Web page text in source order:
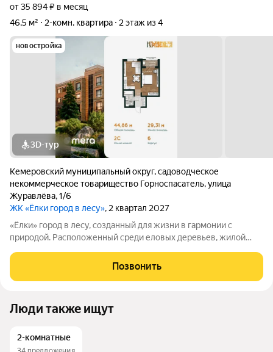
от 35 894 ₽ в месяц
46,5 м²
2-комн. квартира 2 этаж из 4
новостройка
3D-тур
Кемеровский муниципальный округ,садоводческое
некоммерческое товарищество Горноспасатель,улица
Журавлёва,1/6
ЖК «Ёлки город в лесу», 2 квартал 2027
«Ёлки» город в лесу, созданный для жизни в гармонии с
природой. Расположенный среди еловых деревьев, жилой
вдохновляющую атмосферу. Закрытая охраняемая территория
с зелёными дворами без машин,
Позвонить
Люди также ищут
2-комнатные